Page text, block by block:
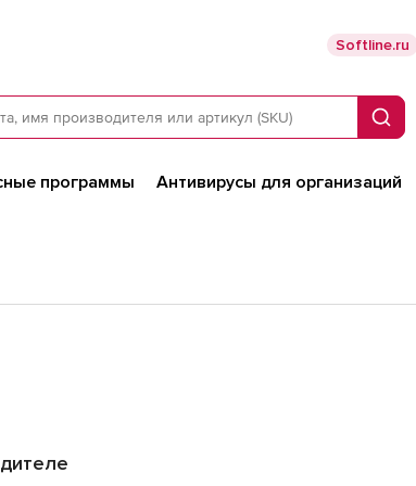
Softline.ru
Поиск
программы Антивирусы для организаций